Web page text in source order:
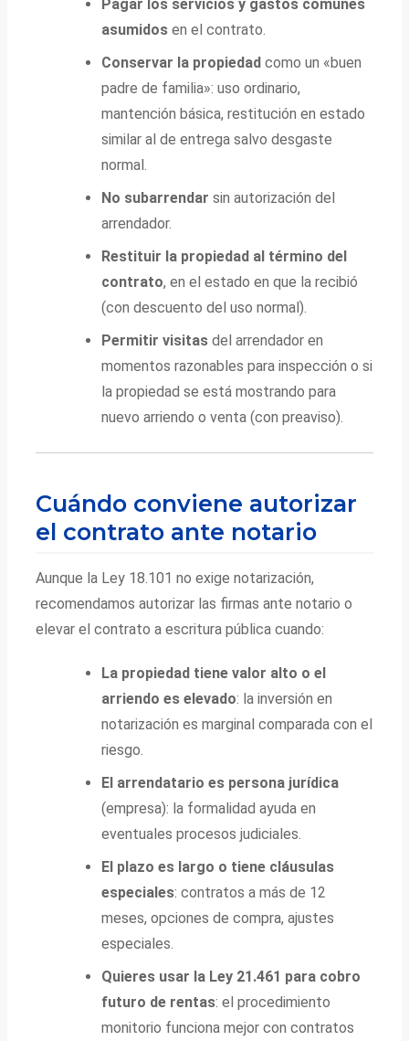
Pagar los servicios y gastos comunes
asumidos en el contrato.
Conservar la propiedad como un «buen
padre de familia»: uso ordinario,
mantención básica, restitución en estado
similar al de entrega salvo desgaste
normal.
No subarrendar sin autorización del
arrendador.
Restituir la propiedad al término del
contrato, en el estado en que la recibió
(con descuento del uso normal).
Permitir visitas del arrendador en
momentos razonables para inspección o si
la propiedad se está mostrando para
nuevo arriendo o venta (con preaviso).
Cuándo conviene autorizar
el contrato ante notario
Aunque la Ley 18.101 no exige notarización,
recomendamos autorizar las firmas ante notario o
elevar el contrato a escritura pública cuando:
La propiedad tiene valor alto o el
arriendo es elevado: la inversión en
notarización es marginal comparada con el
riesgo.
El arrendatario es persona jurídica
(empresa): la formalidad ayuda en
eventuales procesos judiciales.
El plazo es largo o tiene cláusulas
especiales: contratos a más de 12
meses, opciones de compra, ajustes
especiales.
Quieres usar la Ley 21.461 para cobro
futuro de rentas: el procedimiento
monitorio funciona mejor con contratos